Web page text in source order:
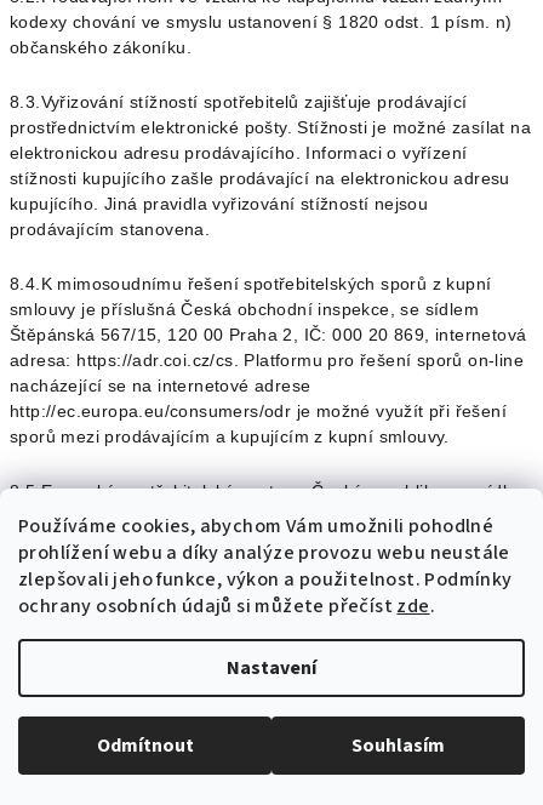
Používáme cookies, abychom Vám umožnili pohodlné
prohlížení webu a díky analýze provozu webu neustále
zlepšovali jeho funkce, výkon a použitelnost. Podmínky
ochrany osobních údajů si můžete přečíst zde.
Nastavení
Odmítnout Souhlasím
kodexy chování ve smyslu ustanovení § 1820 odst. 1 písm. n)
občanského zákoníku.
8.3.Vyřizování stížností spotřebitelů zajišťuje prodávající
prostřednictvím elektronické pošty. Stížnosti je možné zasílat na
elektronickou adresu prodávajícího. Informaci o vyřízení
stížnosti kupujícího zašle prodávající na elektronickou adresu
kupujícího. Jiná pravidla vyřizování stížností nejsou
prodávajícím stanovena.
8.4.K mimosoudnímu řešení spotřebitelských sporů z kupní
smlouvy je příslušná Česká obchodní inspekce, se sídlem
Štěpánská 567/15, 120 00 Praha 2, IČ: 000 20 869, internetová
adresa: https://adr.coi.cz/cs.
Platformu pro řešení sporů on-line
nacházející se na internetové adrese
http://ec.europa.eu/consumers/odr je možné využít při řešení
sporů mezi prodávajícím a kupujícím z kupní smlouvy.
8.5.Evropské spotřebitelské centrum Česká republika, se sídlem
Štěpánská 567/15, 120 00 Praha 2, internetová adresa:
http://www.evropskyspotrebitel.cz je kontaktním místem podle
Nařízení Evropského parlamentu a Rady (EU) č. 524/2013 ze
dne 21. května 2013 o řešení spotřebitelských sporů on-line
a o změně nařízení (ES) č. 2006/2004 a směrnice 2009/22/ES
(nařízení o řešení spotřebitelských sporů on-line).
8.6.Kupující se může obrátit se stížností na orgán dohledu nebo
státního dozoru. Prodávající je oprávněn k prodeji zboží na
základě živnostenského oprávnění. Živnostenskou kontrolu
provádí v rámci své působnosti příslušný živnostenský úřad.